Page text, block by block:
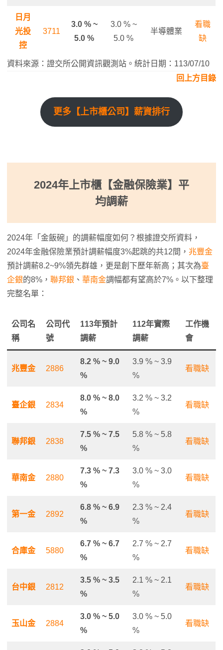
日月
光投
控
3711
3.0 % ~
5.0 %
3.0 % ~
5.0 %
半導體業
看職
缺
資料來源：證交所公開資訊觀測站。統計日期：113/07/10
回上方目錄
更多【上市櫃公司】薪資排行
2024年上市櫃【金融保險業】平
均調薪
2024年「金飯碗」的調薪幅度如何？根據證交所資料，
2024年金融保險業預計調薪幅度3%起跳的共12間， 兆豐金
預計調薪8.2~9%領先群雄，更是創下歷年新高；其次為臺
企銀的8%， 聯邦銀 、 華南金調幅都有望高於7%。以下整理
完整名單：
公司名
稱
公司代
號
113年預計
調薪
112年實際
調薪
工作機
會
兆豐金 2886
8.2 % ~ 9.0
%
3.9 % ~ 3.9
%
看職缺
臺企銀 2834
8.0 % ~ 8.0
%
3.2 % ~ 3.2
%
看職缺
聯邦銀 2838
7.5 % ~ 7.5
%
5.8 % ~ 5.8
%
看職缺
華南金 2880
7.3 % ~ 7.3
%
3.0 % ~ 3.0
%
看職缺
第一金 2892
6.8 % ~ 6.9
%
2.3 % ~ 2.4
%
看職缺
合庫金 5880
6.7 % ~ 6.7
%
2.7 % ~ 2.7
%
看職缺
台中銀 2812
3.5 % ~ 3.5
%
2.1 % ~ 2.1
%
看職缺
玉山金 2884
3.0 % ~ 5.0
%
3.0 % ~ 5.0
%
看職缺